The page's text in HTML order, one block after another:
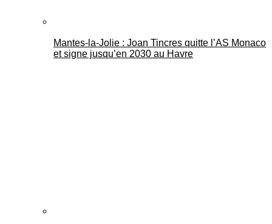
Mantes-la-Jolie : Joan Tincres quitte l’AS Monaco
et signe jusqu’en 2030 au Havre